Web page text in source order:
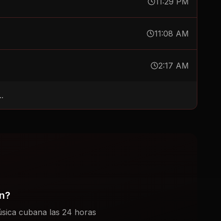
11:08 AM
2:17 AM
cubana las 24 horas